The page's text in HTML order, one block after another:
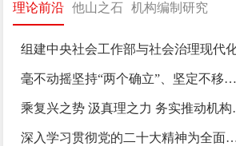
理论前沿 他山之石 机构编制研究
组建中央社会工作部与社会治理现代
毫不动摇坚持“两个确立”、坚定不移做到“两个维护”坚持用党的二十大精神统揽新时代 新征程广东机构编制工作
乘复兴之
深入学习贯彻党的二十大精神为全面建设社会主义现代化美丽新宁夏